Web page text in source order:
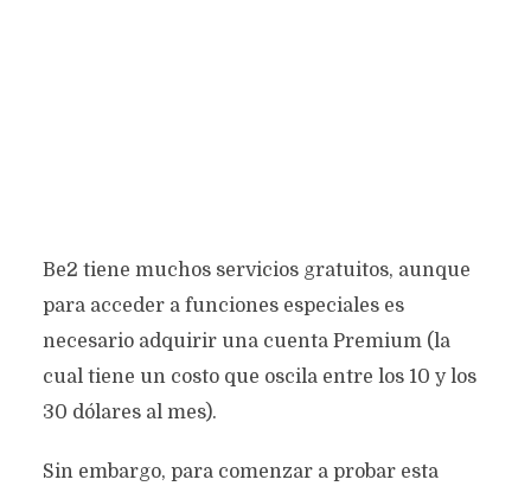
Be2 tiene muchos servicios gratuitos, aunque
para acceder a funciones especiales es
necesario adquirir una cuenta Premium (la
cual tiene un costo que oscila entre los 10 y los
30 dólares al mes).
Sin embargo, para comenzar a probar esta